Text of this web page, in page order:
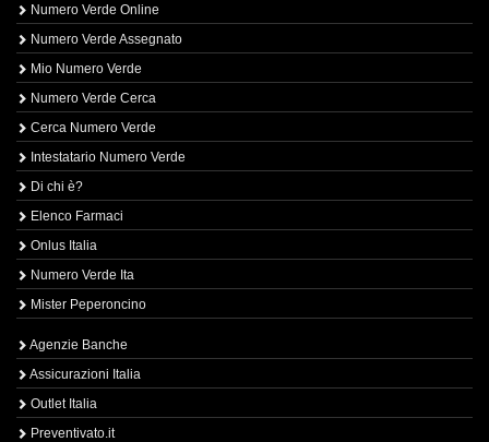
Numero Verde Online
Numero Verde Assegnato
Mio Numero Verde
Numero Verde Cerca
Cerca Numero Verde
Intestatario Numero Verde
Di chi è?
Elenco Farmaci
Onlus Italia
Numero Verde Ita
Mister Peperoncino
Agenzie Banche
Assicurazioni Italia
Outlet Italia
Preventivato.it